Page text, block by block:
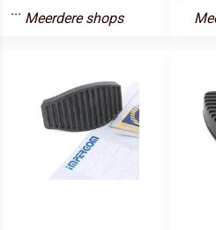
... Meerdere shops